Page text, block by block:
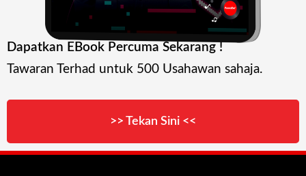
Dapatkan EBook Percuma Sekarang !
Tawaran Terhad untuk 500 Usahawan sahaja.
>> Tekan Sini <<